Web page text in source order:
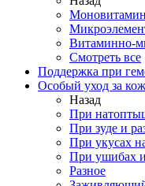
Витаминно-
Смотреть все
Поддержка при
Особый уход за
Назад
При
При зуде и
При укусах
При ушибах
Разное